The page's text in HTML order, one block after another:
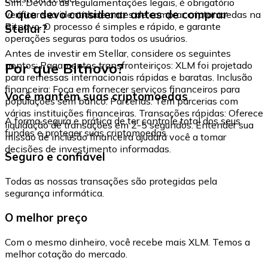
verificar sua identidade antes de comprar criptomoedas na
Bitnovo. O processo é simples e rápido, e garante
operações seguras para todos os usuários.
O que devo considerar antes de comprar
Stellar?
Antes de investir em Stellar, considere os seguintes
pontos: Pagamentos transfronteiriços: XLM foi projetado
para remessas internacionais rápidas e baratas. Inclusão
financeira: Foca em fornecer serviços financeiros para
populações sem banco. Parcerias: Tem parcerias com
várias instituições financeiras. Transações rápidas: Oferece
liquidação de transações em 2-5 segundos. Entender sua
missão de inclusão financeira ajudará você a tomar
decisões de investimento informadas.
Por que Bitnovo?
Você mantém suas criptomoedas
A forma segura e prática de ter controle total dos seus
fundos e proteger suas criptomoedas.
Seguro e confiável
Todas as nossas transações são protegidas pela
segurança informática.
O melhor preço
Com o mesmo dinheiro, você recebe mais XLM. Temos a
melhor cotação do mercado.